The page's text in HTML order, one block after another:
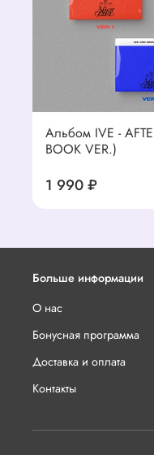
Альбом IVE -
BOOK VER.)
1 990 ₽
Больше информации
О нас
Бонусная программа
Доставка и оплата
Контакты